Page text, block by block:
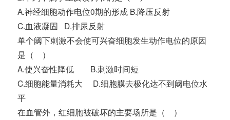
A.神经细胞动作电位0期的形成 B.降压反射
C.血液凝固 D.排尿反射
单个阈下刺激不会使可兴奋细胞发生动作电位的原因
是（ ）
A.使兴奋性降低 B.刺激时间短
C.细胞能量消耗大 D.细胞膜去极化达不到阈电位水
平
在血管外，红细胞被破坏的主要场所是（ ）